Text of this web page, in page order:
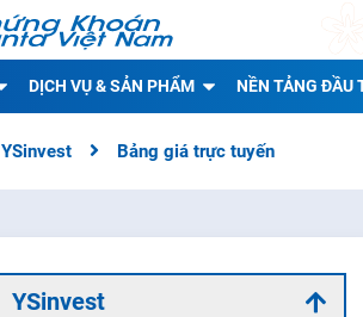
DỊCH VỤ & SẢN PHẨM NỀN TẢNG ĐẦU
YSinvest Bảng giá trực tuyến
YSinvest